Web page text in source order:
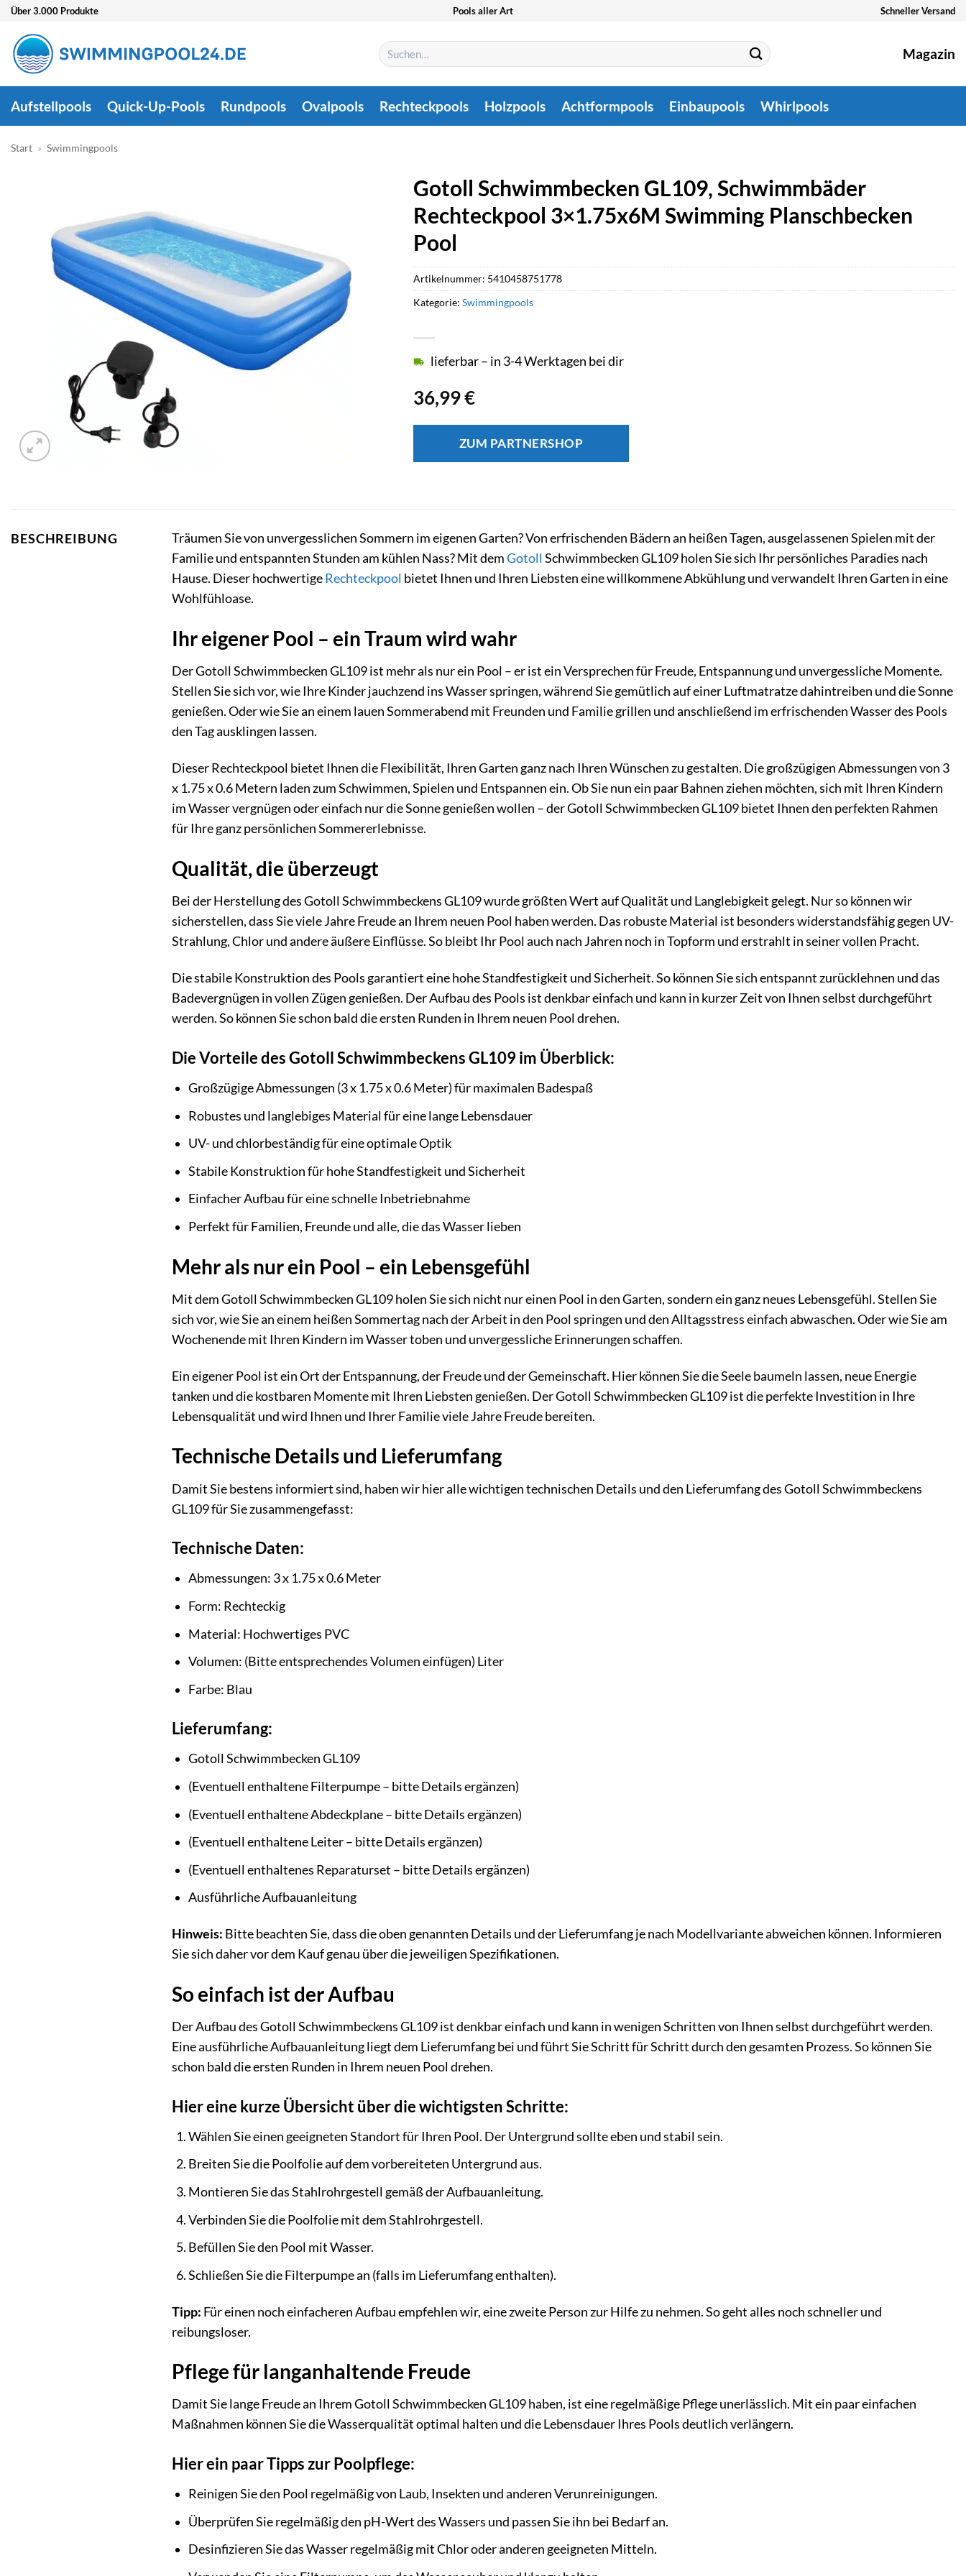
Zum
springen
Über 3.000 Produkte Pools aller Art Schneller Versand
Suchen
nach:
Magazin
Aufstellpools Quick-Up-Pools Rundpools Ovalpools Rechteckpools Holzpools Achtformpools Einbaupools Whirlpools
Start » Swimmingpools
Gotoll Schwimmbecken GL109, Schwimmbäder
Rechteckpool 3×1.75x6M Swimming Planschbecken
Pool
36,99€
lieferbar – in 3-4 Werktagen bei dir
ZUM PARTNERSHOP
Artikelnummer: 5410458751778
Kategorie: Swimmingpools
BESCHREIBUNG
Träumen Sie von unvergesslichen Sommern im eigenen Garten? Von erfrischenden Bädern an heißen Tagen, ausgelassenen Spielen mit der
Familie und entspannten Stunden am kühlen Nass? Mit demGotoll Schwimmbecken GL109 holen Sie sich Ihr persönliches Paradies nach
Hause. Dieser hochwertigeRechteckpool bietet Ihnen und Ihren Liebsten eine willkommene Abkühlung und verwandelt Ihren Garten in eine
Wohlfühloase.
Ihr eigener Pool – ein Traum wird wahr
Der Gotoll Schwimmbecken GL109 ist mehr als nur ein Pool – er ist ein Versprechen für Freude, Entspannung und unvergessliche Momente.
Stellen Sie sich vor, wie Ihre Kinder jauchzend ins Wasser springen, während Sie gemütlich auf einer Luftmatratze dahintreiben und die Sonne
genießen. Oder wie Sie an einem lauen Sommerabend mit Freunden und Familie grillen und anschließend im erfrischenden Wasser des Pools
den Tag ausklingen lassen.
Dieser Rechteckpool bietet Ihnen die Flexibilität, Ihren Garten ganz nach Ihren Wünschen zu gestalten. Die großzügigen Abmessungen von 3
x 1.75 x 0.6 Metern laden zum Schwimmen, Spielen und Entspannen ein. Ob Sie nun ein paar Bahnen ziehen möchten, sich mit Ihren Kindern
im Wasser vergnügen oder einfach nur die Sonne genießen wollen – der Gotoll Schwimmbecken GL109 bietet Ihnen den perfekten Rahmen
für Ihre ganz persönlichen Sommererlebnisse.
Qualität, die überzeugt
Bei der Herstellung des Gotoll Schwimmbeckens GL109 wurde größten Wert auf Qualität und Langlebigkeit gelegt. Nur so können wir
sicherstellen, dass Sie viele Jahre Freude an Ihrem neuen Pool haben werden. Das robuste Material ist besonders widerstandsfähig gegen UV-
Strahlung, Chlor und andere äußere Einflüsse. So bleibt Ihr Pool auch nach Jahren noch in Topform und erstrahlt in seiner vollen Pracht.
Die stabile Konstruktion des Pools garantiert eine hohe Standfestigkeit und Sicherheit. So können Sie sich entspannt zurücklehnen und das
Badevergnügen in vollen Zügen genießen. Der Aufbau des Pools ist denkbar einfach und kann in kurzer Zeit von Ihnen selbst durchgeführt
werden. So können Sie schon bald die ersten Runden in Ihrem neuen Pool drehen.
Die Vorteile des Gotoll Schwimmbeckens GL109 im Überblick:
Großzügige Abmessungen (3 x 1.75 x 0.6 Meter) für maximalen Badespaß
Robustes und langlebiges Material für eine lange Lebensdauer
UV- und chlorbeständig für eine optimale Optik
Stabile Konstruktion für hohe Standfestigkeit und Sicherheit
Einfacher Aufbau für eine schnelle Inbetriebnahme
Perfekt für Familien, Freunde und alle, die das Wasser lieben
Mehr als nur ein Pool – ein Lebensgefühl
Mit dem Gotoll Schwimmbecken GL109 holen Sie sich nicht nur einen Pool in den Garten, sondern ein ganz neues Lebensgefühl. Stellen Sie
sich vor, wie Sie an einem heißen Sommertag nach der Arbeit in den Pool springen und den Alltagsstress einfach abwaschen. Oder wie Sie am
Wochenende mit Ihren Kindern im Wasser toben und unvergessliche Erinnerungen schaffen.
Ein eigener Pool ist ein Ort der Entspannung, der Freude und der Gemeinschaft. Hier können Sie die Seele baumeln lassen, neue Energie
tanken und die kostbaren Momente mit Ihren Liebsten genießen. Der Gotoll Schwimmbecken GL109 ist die perfekte Investition in Ihre
Lebensqualität und wird Ihnen und Ihrer Familie viele Jahre Freude bereiten.
Technische Details und Lieferumfang
Damit Sie bestens informiert sind, haben wir hier alle wichtigen technischen Details und den Lieferumfang des Gotoll Schwimmbeckens
GL109 für Sie zusammengefasst:
Technische Daten:
Abmessungen: 3 x 1.75 x 0.6 Meter
Form: Rechteckig
Material: Hochwertiges PVC
Volumen: (Bitte entsprechendes Volumen einfügen) Liter
Farbe: Blau
Lieferumfang:
Gotoll Schwimmbecken GL109
(Eventuell enthaltene Filterpumpe – bitte Details ergänzen)
(Eventuell enthaltene Abdeckplane – bitte Details ergänzen)
(Eventuell enthaltene Leiter – bitte Details ergänzen)
(Eventuell enthaltenes Reparaturset – bitte Details ergänzen)
Ausführliche Aufbauanleitung
Hinweis: Bitte beachten Sie, dass die oben genannten Details und der Lieferumfang je nach Modellvariante abweichen können. Informieren
Sie sich daher vor dem Kauf genau über die jeweiligen Spezifikationen.
So einfach ist der Aufbau
Der Aufbau des Gotoll Schwimmbeckens GL109 ist denkbar einfach und kann in wenigen Schritten von Ihnen selbst durchgeführt werden.
Eine ausführliche Aufbauanleitung liegt dem Lieferumfang bei und führt Sie Schritt für Schritt durch den gesamten Prozess. So können Sie
schon bald die ersten Runden in Ihrem neuen Pool drehen.
Hier eine kurze Übersicht über die wichtigsten Schritte:
Wählen Sie einen geeigneten Standort für Ihren Pool. Der Untergrund sollte eben und stabil sein.
Breiten Sie die Poolfolie auf dem vorbereiteten Untergrund aus.
Montieren Sie das Stahlrohrgestell gemäß der Aufbauanleitung.
Verbinden Sie die Poolfolie mit dem Stahlrohrgestell.
Befüllen Sie den Pool mit Wasser.
Schließen Sie die Filterpumpe an (falls im Lieferumfang enthalten).
Tipp: Für einen noch einfacheren Aufbau empfehlen wir, eine zweite Person zur Hilfe zu nehmen. So geht alles noch schneller und
reibungsloser.
Pflege für langanhaltende Freude
Damit Sie lange Freude an Ihrem Gotoll Schwimmbecken GL109 haben, ist eine regelmäßige Pflege unerlässlich. Mit ein paar einfachen
Maßnahmen können Sie die Wasserqualität optimal halten und die Lebensdauer Ihres Pools deutlich verlängern.
Hier ein paar Tipps zur Poolpflege:
Reinigen Sie den Pool regelmäßig von Laub, Insekten und anderen Verunreinigungen.
Überprüfen Sie regelmäßig den pH-Wert des Wassers und passen Sie ihn bei Bedarf an.
Desinfizieren Sie das Wasser regelmäßig mit Chlor oder anderen geeigneten Mitteln.